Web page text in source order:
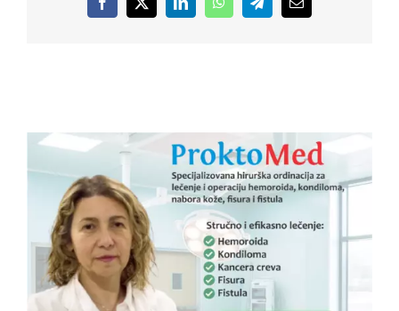
Facebook
X LinkedInWhatsAppTelegramEmail